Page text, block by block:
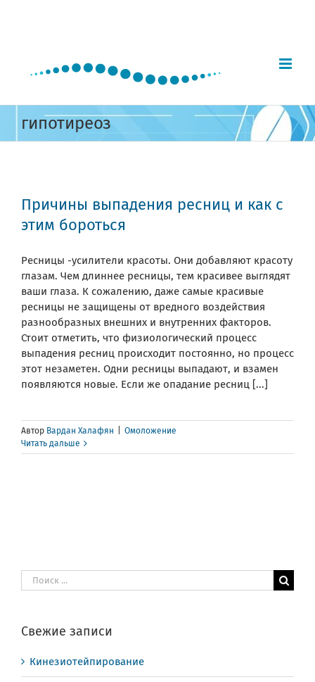
гипотиреоз
Причины выпадения ресниц и как с
этим бороться
Ресницы -усилители красоты. Они добавляют красоту
глазам. Чем длиннее ресницы, тем красивее выглядят
ваши глаза. К сожалению, даже самые красивые
ресницы не защищены от вредного воздействия
разнообразных внешних и внутренних факторов.
Стоит отметить, что физиологический процесс
выпадения ресниц происходит постоянно, но процесс
этот незаметен. Одни ресницы выпадают, и взамен
появляются новые. Если же опадание ресниц [...]
Автор Вардан Халафян
Омоложение
Читать дальше
Результат
поиска:
Свежие записи
Кинезиотейпирование